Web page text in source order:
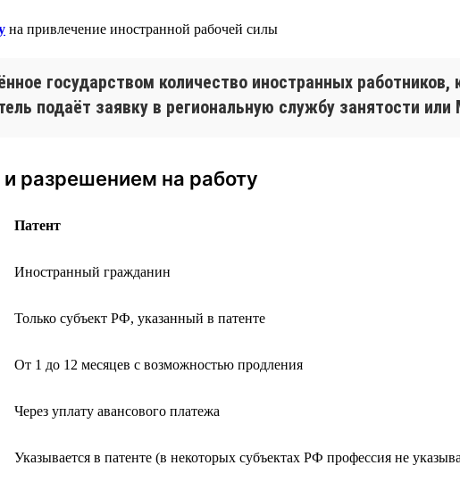
на привлечение иностранной рабочей силы
государством количество иностранных
подаёт заявку в региональную службу занятости
разрешением на работу
Патент
Иностранный гражданин
Только субъект РФ, указанный в патенте
От 1 до 12 месяцев с возможностью продления
Через уплату авансового платежа
Указывается в патенте (в некоторых субъектах РФ профессия не